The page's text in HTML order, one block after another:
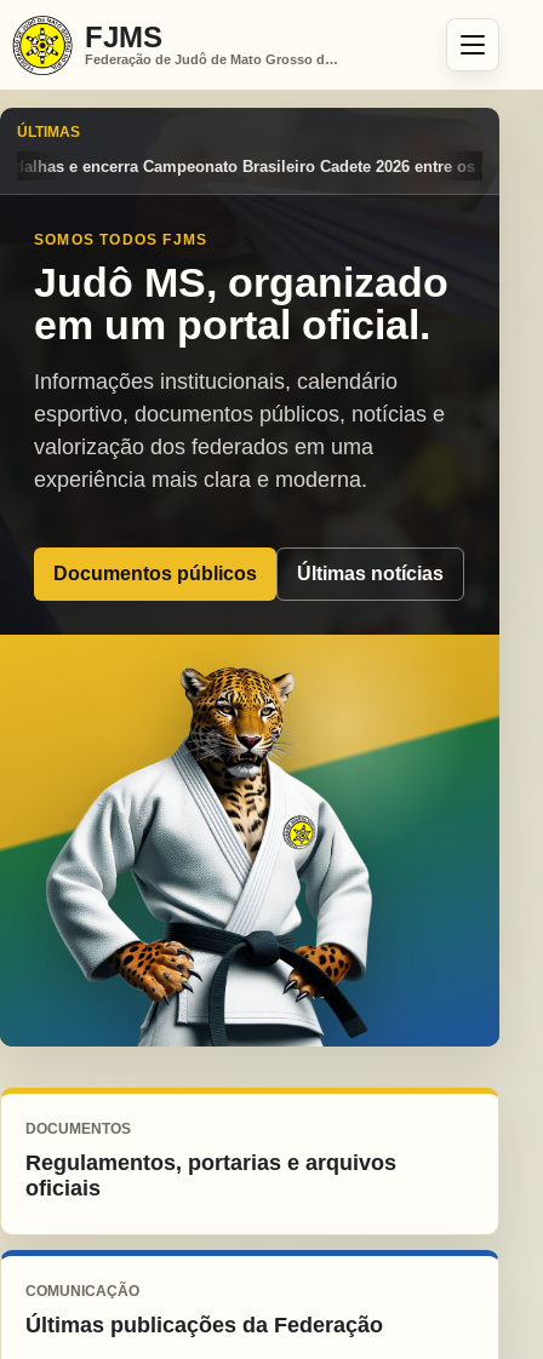
FJMS
Federação de Judô de Mato Grosso do Sul
ÚLTIMAS
Cadete 2026 entre os destaques nacionais Mato Grosso do
SOMOS TODOS FJMS
Judô MS, organizado
em um portal oficial.
Informações institucionais, calendário
esportivo, documentos públicos, notícias e
valorização dos federados em uma
experiência mais clara e moderna.
Documentos públicos Últimas notícias
DOCUMENTOS
Regulamentos, portarias e arquivos
oficiais
COMUNICAÇÃO
Últimas publicações da Federação